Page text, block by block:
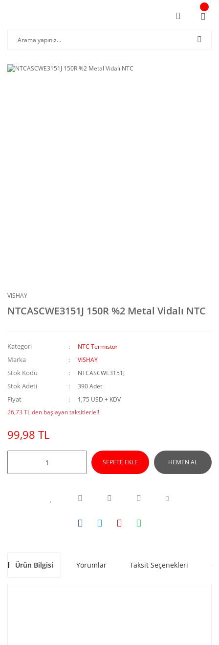
VISHAY
NTCASCWE3151J 150R %2 Metal Vidalı NTC
Kategori NTC Termistör
Marka VISHAY
Stok Kodu NTCASCWE3151J
Stok Adeti 390 Adet
Fiyat
1,75 USD + KDV
26,73 TL den başlayan taksitlerle!!
99,98 TL
SEPETE EKLE HEMEN AL
Ürün Bilgisi Yorumlar Taksit Seçenekleri